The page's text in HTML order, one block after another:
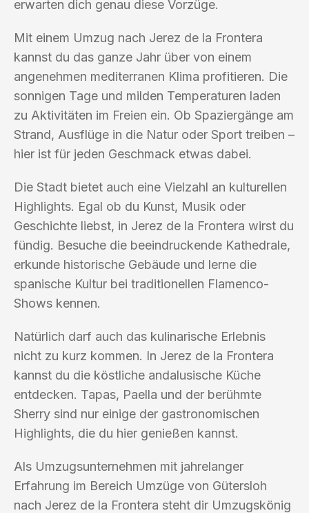
erwarten dich genau diese Vorzüge.
Mit einem Umzug nach Jerez de la Frontera
kannst du das ganze Jahr über von einem
angenehmen mediterranen Klima profitieren. Die
sonnigen Tage und milden Temperaturen laden
zu Aktivitäten im Freien ein. Ob Spaziergänge am
Strand, Ausflüge in die Natur oder Sport treiben –
hier ist für jeden Geschmack etwas dabei.
Die Stadt bietet auch eine Vielzahl an kulturellen
Highlights. Egal ob du Kunst, Musik oder
Geschichte liebst, in Jerez de la Frontera wirst du
fündig. Besuche die beeindruckende Kathedrale,
erkunde historische Gebäude und lerne die
spanische Kultur bei traditionellen Flamenco-
Shows kennen.
Natürlich darf auch das kulinarische Erlebnis
nicht zu kurz kommen. In Jerez de la Frontera
kannst du die köstliche andalusische Küche
entdecken. Tapas, Paella und der berühmte
Sherry sind nur einige der gastronomischen
Highlights, die du hier genießen kannst.
Als Umzugsunternehmen mit jahrelanger
Erfahrung im Bereich Umzüge von Gütersloh
nach Jerez de la Frontera steht dir Umzugskönig